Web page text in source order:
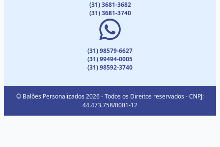
(31) 3681-3682
(31) 3681-3740
(31) 98579-6627
(31) 99494-0005
(31) 98592-3740
© Balões Personalizados 2026 - Todos os Direitos reservados - CNPJ:
44.473.758/0001-12